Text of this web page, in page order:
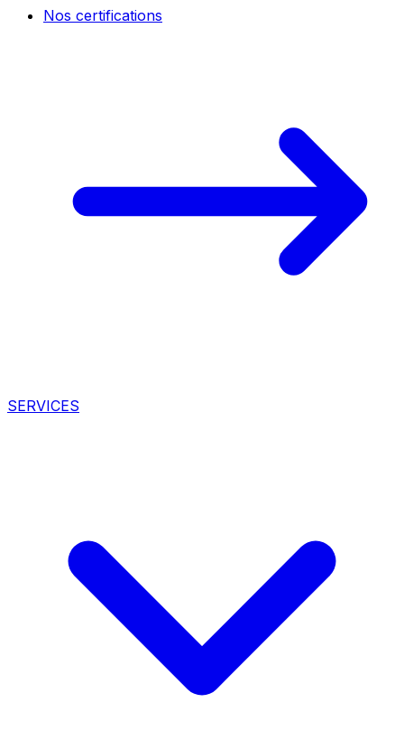
Nos certifications
SERVICES